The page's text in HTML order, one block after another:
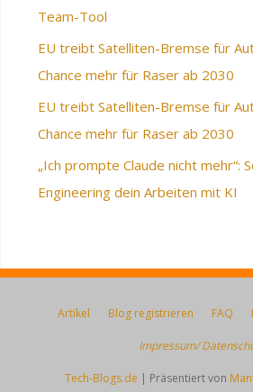
Team-Tool
EU treibt Satelliten-Bremse für
Chance mehr für Raser ab 2030
EU treibt Satelliten-Bremse für
Chance mehr für Raser ab 2030
„Ich prompte Claude nicht mehr“:
Engineering dein Arbeiten mit KI
Artikel Blog registrieren FAQ
Impressum/
Tech-Blogs.de | Präsentiert von